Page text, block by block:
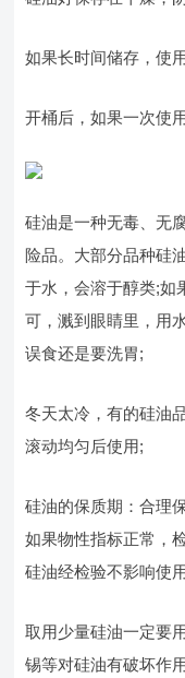
如果长时间储存，使
开桶后，如果一次使
硅油是一种无毒、无
险品。大部分品种硅
于水，会溶于醇类;如
可，溅到眼睛里，用
误食还是要洗胃;
冬天太冷，有的硅油
滚动均匀后使用;
硅油的保质期：合理
如果物性指标正常，
硅油经检验不影响使用
取用少量硅油一定要
锡等对硅油有破坏作